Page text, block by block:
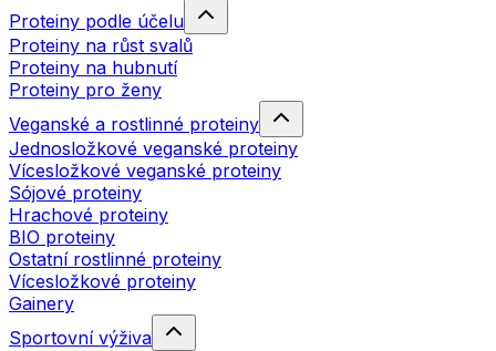
Proteiny podle účelu
Proteiny na růst svalů
Proteiny na hubnutí
Proteiny pro ženy
Veganské a rostlinné proteiny
Jednosložkové veganské proteiny
Vícesložkové veganské proteiny
Sójové proteiny
Hrachové proteiny
BIO proteiny
Ostatní rostlinné proteiny
Vícesložkové proteiny
Gainery
Sportovní výživa